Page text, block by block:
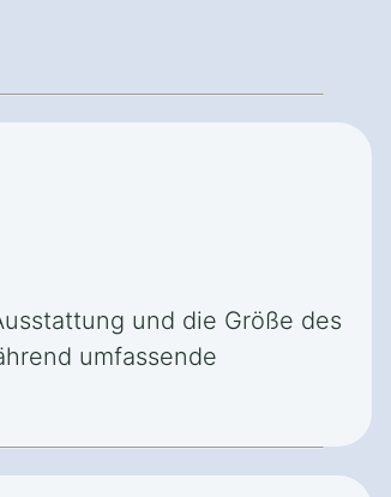
und die Größe des
umfassende